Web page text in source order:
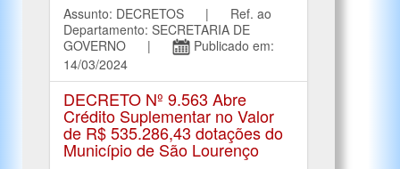
Assunto: DECRETOS | Ref. ao
Departamento: SECRETARIA DE
GOVERNO |
Publicado em:
14/03/2024
DECRETO Nº 9.563 Abre
Crédito Suplementar no Valor
de R$ 535.286,43 dotações do
Município de São Lourenço